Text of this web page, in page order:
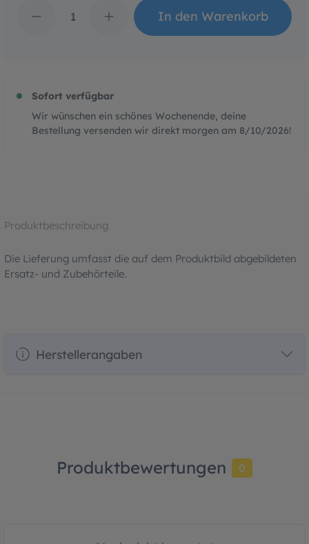
Produkt Anzahl: Gib
In den Warenkorb
Sofort verfügbar
Wir wünschen ein schönes Wochenende, deine
Bestellung versenden wir direkt morgen am 8/10/2026!
Produktbeschreibung
Die Lieferung umfasst die auf dem Produktbild abgebildeten
Ersatz- und Zubehörteile.
Herstellerangaben
Produktbewertungen 0